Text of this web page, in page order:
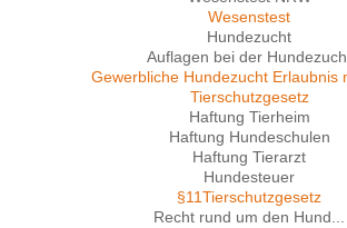
Wesenstest
Hundezucht
Auflagen bei der
Gewerbliche Hundezucht Erlaubnis
Tierschutzgesetz
Haftung Tierheim
Haftung Hundeschulen
Haftung Tierarzt
Hundesteuer
§11Tierschutzgesetz
Recht rund um den Hund...